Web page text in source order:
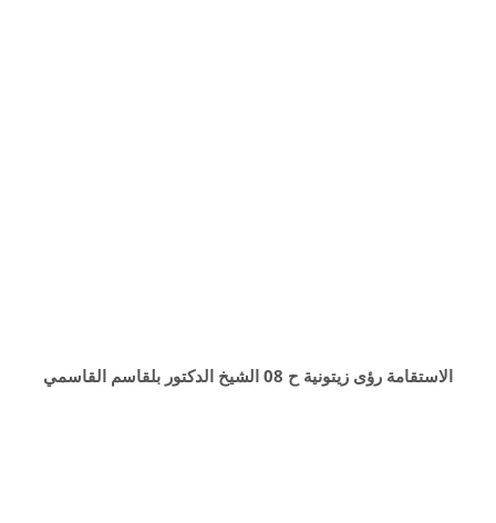
الاستقامة رؤى زيتونية ح 08 الشيخ الدكتور بلقاسم القاسمي